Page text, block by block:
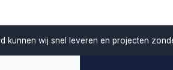
kunnen wij snel leveren en projecten